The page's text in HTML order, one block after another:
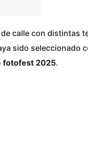
calle con distintas
sido seleccionado
fotofest 2025.